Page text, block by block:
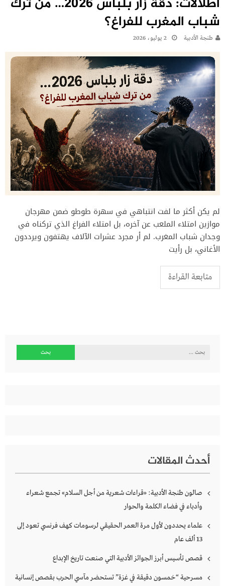
شباب المغرب للفراغ؟
طنجة الأدبية 2 يوليو، 2026
لم يكن أكثر ما لفت انتباهي في سهرة طوطو ضمن مهرجان
موازين امتلاء الملعب عن آخره، بل امتلاء الفراغ الذي تركناه في
وجدان شباب المغرب. لم أر مجرد عشرات الآلاف يهتفون ويرددون
الأغاني، بل رأيت
متابعة القراءة
البحث
أحدث المقالات
صالون طنجة الأدبية: «قراءات شعرية من أجل السلام» تجمع شعراء
وأدباء في فضاء الكلمة والحوار
علماء يحددون لأول مرة العمر الحقيقي لرسومات كهف فرنسي تعود إلى
13 ألف عام
قصص تأسيس أبرز الجوائز الأدبية التي صنعت تاريخ الإبداع
مسرحية “خمسون دقيقة في غزة” تستحضر مآسي الحرب بقصص إنسانية